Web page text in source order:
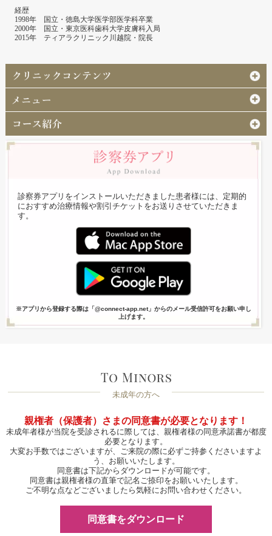
経歴
1998年 国立・徳島大学医学部医学科卒業
2000年 国立・東京医科歯科大学皮膚科入局
2015年 ティアラクリニック川越院・院長
診察券アプリをインストールいただきました患者様には、定期的
におすすめ治療情報や割引チケットをお送りさせていただきま
す。
※アプリから登録する際は「@connect-app.net」からのメール受信許可をお願い申し
上げます。
未成年の方へ
親権者（保護者）さまの同意書が必要となります！
未成年者様が当院を受診されるに際しては、親権者様の同意承諾書が都度
必要となります。
大変お手数ではございますが、ご来院の際に必ずご持参くださいますよ
う、お願いいたします。
同意書は下記からダウンロードが可能です。
同意書は親権者様の直筆で記名ご捺印をお願いいたします。
ご不明な点などございましたら気軽にお問い合わせください。
同意書をダウンロード